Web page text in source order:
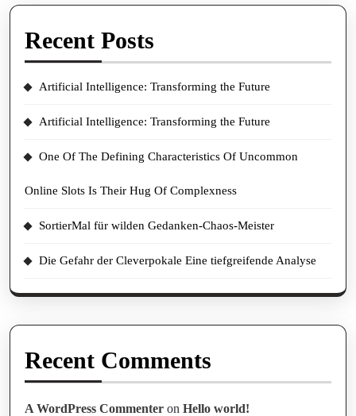
Recent Posts
Artificial Intelligence: Transforming the Future
Artificial Intelligence: Transforming the Future
One Of The Defining Characteristics Of Uncommon
Online Slots Is Their Hug Of Complexness
SortierMal für wilden Gedanken-Chaos-Meister
Die Gefahr der Cleverpokale Eine tiefgreifende Analyse
Recent Comments
A WordPress Commenter on Hello world!